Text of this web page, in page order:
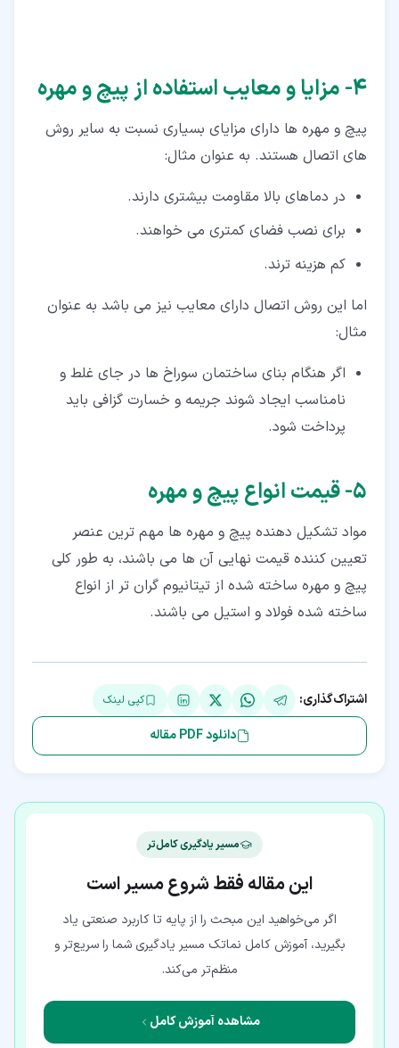
۴‏- مزایا و معایب استفاده از پیچ و مهره
پیچ و مهره ها دارای مزایای بسیاری نسبت به سایر روش
های اتصال هستند. به عنوان مثال:
در دماهای بالا مقاومت بیشتری دارند.
برای نصب فضای کمتری می خواهند.
کم هزینه ترند.
اما این روش اتصال دارای معایب نیز می باشد به عنوان
مثال:
اگر هنگام بنای ساختمان سوراخ ها در جای غلط و
نامناسب ایجاد شوند جریمه و خسارت گزافی باید
پرداخت شود.
۵‏- قیمت انواع پیچ و مهره
مواد تشکیل دهنده پیچ و مهره ها مهم ترین عنصر
تعیین کننده قیمت نهایی آن ها می باشند، به طور کلی
پیچ و مهره ساخته شده از تیتانیوم گران تر از انواع
ساخته شده فولاد و استیل می باشند.
اشتراک‌گذاری: کپی لینک
دانلود PDF مقاله
مسیر یادگیری کامل‌تر
این مقاله فقط شروع مسیر است
اگر می‌خواهید این مبحث را از پایه تا کاربرد صنعتی یاد
بگیرید، آموزش کامل نماتک مسیر یادگیری شما را سریع‌تر و
منظم‌تر می‌کند.
مشاهده آموزش کامل